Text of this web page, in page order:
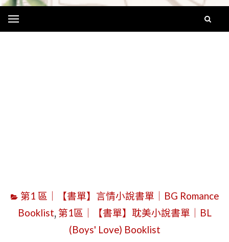
第1 區｜【書單】言情小說書單｜BG Romance
Booklist, 第1區｜【書單】耽美小說書單｜BL
(Boys' Love) Booklist